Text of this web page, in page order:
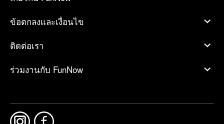
ข้อตกลงและเงื่อนไข
ติดต่อเรา
ร่วมงานกับ FunNow